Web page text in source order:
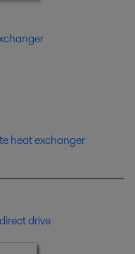
heat exchanger
drive